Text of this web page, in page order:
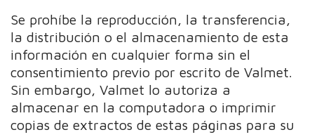
Se prohíbe la reproducción, la transferencia,
la distribución o el almacenamiento de esta
información en cualquier forma sin el
consentimiento previo por escrito de Valmet.
Sin embargo, Valmet lo autoriza a
almacenar en la computadora o imprimir
copias de extractos de estas páginas para su